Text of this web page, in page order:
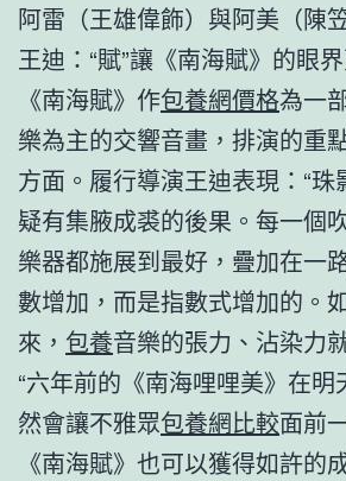
阿雷（王雄偉飾）與阿美（陳笠
王迪：“賦”讓《南海賦》的眼
《南海賦》作包養網價格為一
樂為主的交響音畫，排演的重
方面。履行導演王迪表現：“
疑有集腋成裘的後果。每一個
樂器都施展到最好，疊加在一
數增加，而是指數式增加的。
來， 包養音樂的張力、沾染力
“六年前的《南海哩哩美》在
然會讓不雅眾包養網比較面前
《南海賦》也可以獲得如許的